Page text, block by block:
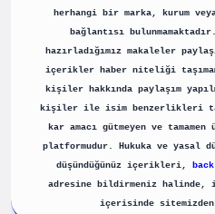
herhangi bir marka, kurum
bağlantısı
hazırladığımız makaleler
içerikler haber niteliği
kişiler hakkında paylaşım
kişiler ile isim benzerlikleri
kar amacı gütmeyen ve
platformudur. Hukuka ve yasal
düşündüğünüz içerikleri,
adresine bildirmeniz
içerisinde